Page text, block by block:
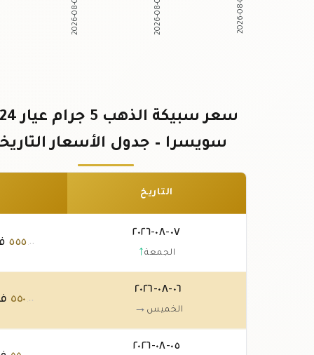
2026-08-03 2026-08-02 2026-08-01
سويسرا – جدول الأسعار
التاريخ
٠٧-٠٨-٢٠٢٦
الجمعة↑
٥٥٥ .٠٠
٠٦-٠٨-٢٠٢٦
الخميس →
٥٥٠ .٠٠
٠٥-٠٨-٢٠٢٦